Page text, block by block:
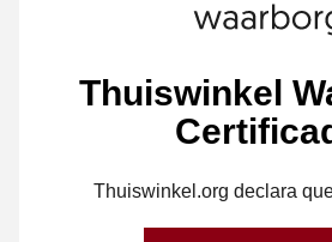
Thuiswinkel
Thuiswinkel.org declara